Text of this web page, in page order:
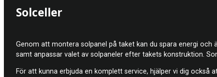
Solceller
Genom att montera solpanel på taket kan du spara energi och
samt anpassar valet av solpaneler efter takets konstruktion.
För att kunna erbjuda en komplett service, hjälper vi dig